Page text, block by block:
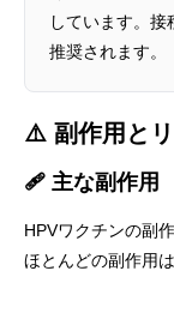
しています。
推奨されます。
⚠️ 副作用と
🩹 主な副作用
HPVワクチンの副作
ほとんどの副作用